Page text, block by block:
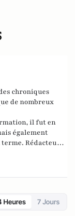
chroniques
de nombreux
il fut en
également
Rédacteur
jour ses
Heures 7 Jours